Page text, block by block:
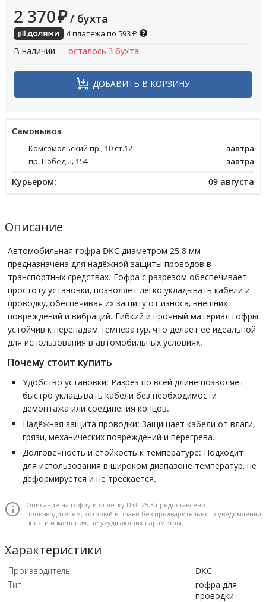
2 370₽ / бухта
4 платежа по 593₽
В наличии — осталось 3 бухта
ДОБАВИТЬ В КОРЗИНУ
Cамовывоз
Комсомольский пр., 10 ст.12
завтра
пр. Победы, 154
завтра
Курьером: 09 августа
Описание
Автомобильная гофра DKC диаметром 25.8 мм
предназначена для надёжной защиты проводов в
транспортных средствах. Гофра с разрезом обеспечивает
простоту установки, позволяет легко укладывать кабели и
проводку, обеспечивая их защиту от износа, внешних
повреждений и вибраций. Гибкий и прочный материал гофры
устойчив к перепадам температур, что делает её идеальной
для использования в автомобильных условиях.
Почему стоит купить
Удобство установки: Разрез по всей длине позволяет
быстро укладывать кабели без необходимости
демонтажа или соединения концов.
Надёжная защита проводки: Защищает кабели от влаги,
грязи, механических повреждений и перегрева.
Долговечность и стойкость к температуре: Подходит
для использования в широком диапазоне температур, не
деформируется и не трескается.
Описание на гофру и оплётку DKC 25.8 предоставлено
производителем, который в праве без предварительного уведомления
внести изменения, не ухудшающих параметры.
Характеристики
Производитель
DKC
Тип
гофра для
проводки